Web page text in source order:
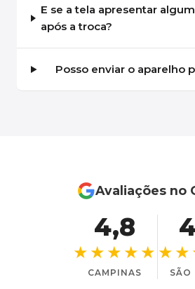
E se a tela apresentar
após a troca?
Posso enviar o aparelho
Avaliações no
4,8
★★★★★
CAMPINAS SÃO